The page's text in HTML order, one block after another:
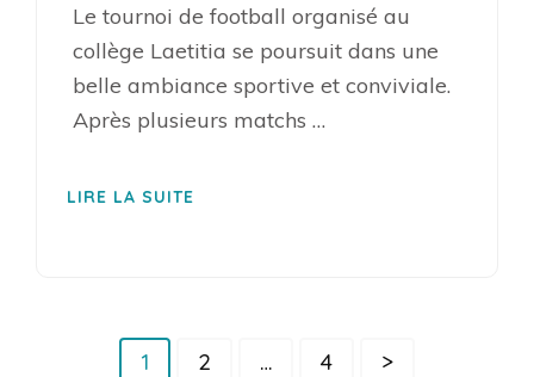
Le tournoi de football organisé au
collège Laetitia se poursuit dans une
belle ambiance sportive et conviviale.
Après plusieurs matchs …
LIRE LA SUITE
Pagination
Page
1 Page
2 … Page
4 >